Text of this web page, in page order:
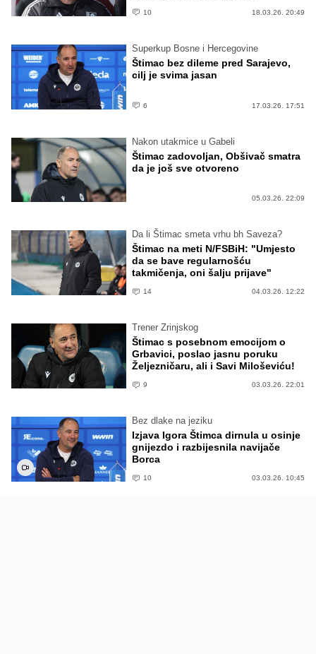
10 18.03.26. 20:49
Superkup Bosne i Hercegovine
Štimac bez dileme pred Sarajevo,
cilj je svima jasan
6 17.03.26. 17:51
Nakon utakmice u Gabeli
Štimac zadovoljan, Obšivač smatra
da je još sve otvoreno
05.03.26. 22:09
Da li Štimac smeta vrhu bh Saveza?
Štimac na meti N/FSBiH: "Umjesto
da se bave regularnošću
takmičenja, oni šalju prijave"
14 04.03.26. 12:22
Trener Zrinjskog
Štimac s posebnom emocijom o
Grbavici, poslao jasnu poruku
Željezničaru, ali i Savi Miloševiću!
9 03.03.26. 22:01
Bez dlake na jeziku
Izjava Igora Štimca dirnula u osinje
gnijezdo i razbijesnila navijače
Borca
10 03.03.26. 10:45